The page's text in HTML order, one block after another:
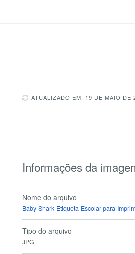
ATUALIZADO EM: 19 DE MAIO DE
Informações da
Nome do arquivo
Baby-Shark-Etiqueta-Escolar-para-
Tipo do arquivo
JPG